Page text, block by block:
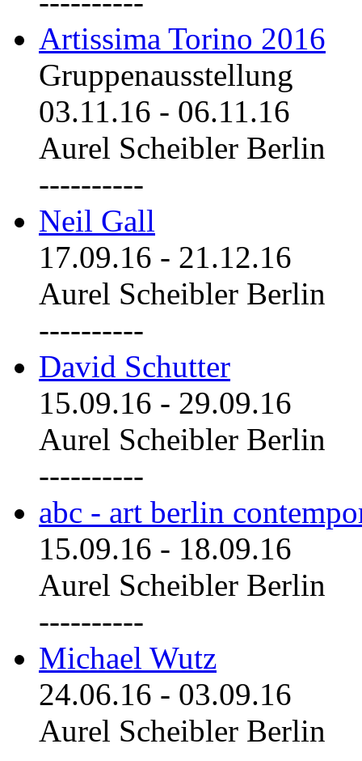
Artissima Torino 2016
Gruppenausstellung
03.11.16 - 06.11.16
Aurel Scheibler Berlin
----------
Neil Gall
17.09.16 - 21.12.16
Aurel Scheibler Berlin
----------
David Schutter
15.09.16 - 29.09.16
Aurel Scheibler Berlin
----------
abc - art berlin
15.09.16 - 18.09.16
Aurel Scheibler Berlin
----------
Michael Wutz
24.06.16 - 03.09.16
Aurel Scheibler Berlin